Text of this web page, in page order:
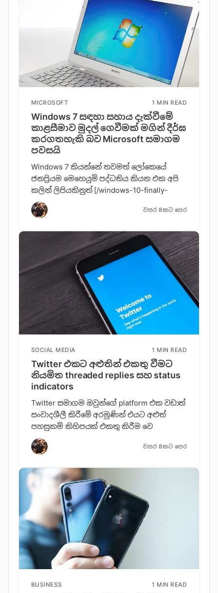
MICROSOFT 1 MIN READ
Windows 7 සඳහා සහාය දැක්වීමේ
කාළසීමාව මුදල් ගෙවීමක් මගින් දීර්ඝ
කරගතහැකි බව Microsoft සමාගම
පවසයි
Windows 7 කියන්නේ තවමත් ලෝකෙයේ
ජනප්‍රියම මෙහෙයුම් පද්ධතිය කියන එක අපි
කලින් ලිපියකිනුත් [/windows-10-finally-
වසර 8කට පෙර
SOCIAL MEDIA 1 MIN READ
Twitter එකට අළුතින් එකතු වීමට
නියමිත threaded replies සහ status
indicators
Twitter සමාගම ඔවුන්ගේ platform එක වඩාත්
සංවාදශීලී කිරීමේ අරමුණින් එයට අළුත්
පහසුකම් කිහිපයක් එකතු කිරීම වෙ
වසර 8කට පෙර
BUSINESS 1 MIN READ